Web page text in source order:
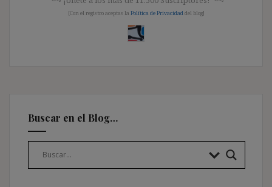
[Con el registro aceptas la Política de Privacidad del blog]
Buscar en el Blog…